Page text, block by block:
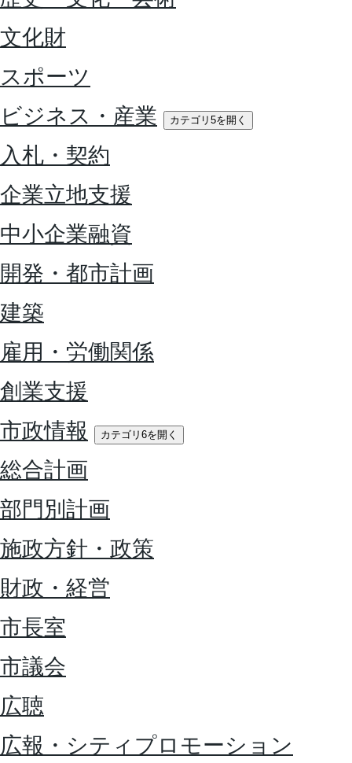
文化財
スポーツ
ビジネス・産業
カテゴリ5を開く
入札・契約
企業立地支援
中小企業融資
開発・都市計画
建築
雇用・労働関係
創業支援
市政情報
カテゴリ6を開く
総合計画
部門別計画
施政方針・政策
財政・経営
市長室
市議会
広聴
広報・シティプロモーション